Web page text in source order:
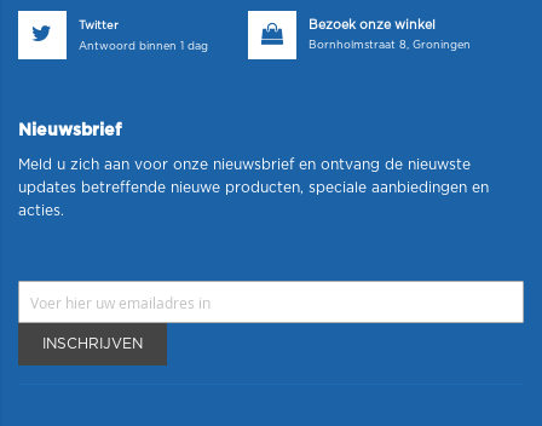
Twitter
Antwoord binnen 1 dag
Bezoek onze winkel
Bornholmstraat 8, Groningen
Nieuwsbrief
Meld u zich aan voor onze nieuwsbrief en ontvang de nieuwste
updates betreffende nieuwe producten, speciale aanbiedingen en
acties.
INSCHRIJVEN